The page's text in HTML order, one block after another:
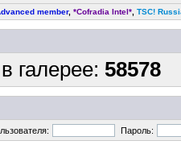
member, *Cofradia Intel* TSC!
галерее: 58578
Пароль: